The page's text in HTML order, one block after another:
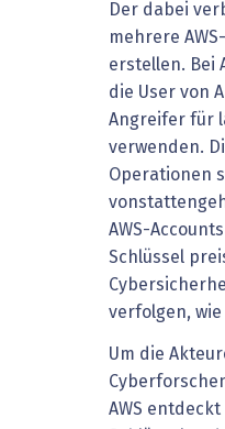
Der dabei
mehrere
erstellen. Bei
die User von
Angreifer für
verwenden.
Operationen
AWS-
Schlüssel
verfolgen,
Um die
AWS